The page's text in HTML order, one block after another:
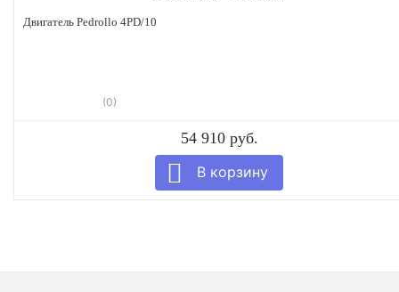
Двигатель Pedrollo 4PD/10
(0)
54 910 руб.